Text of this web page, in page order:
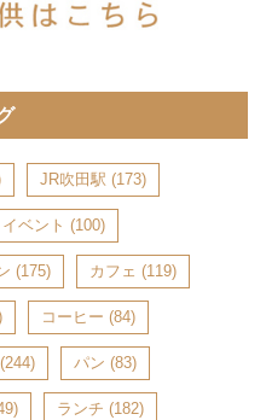
JR吹田駅 (173)
イベント (100)
(175) カフェ (119)
コーヒー (84)
(244) パン (83)
ランチ (182)